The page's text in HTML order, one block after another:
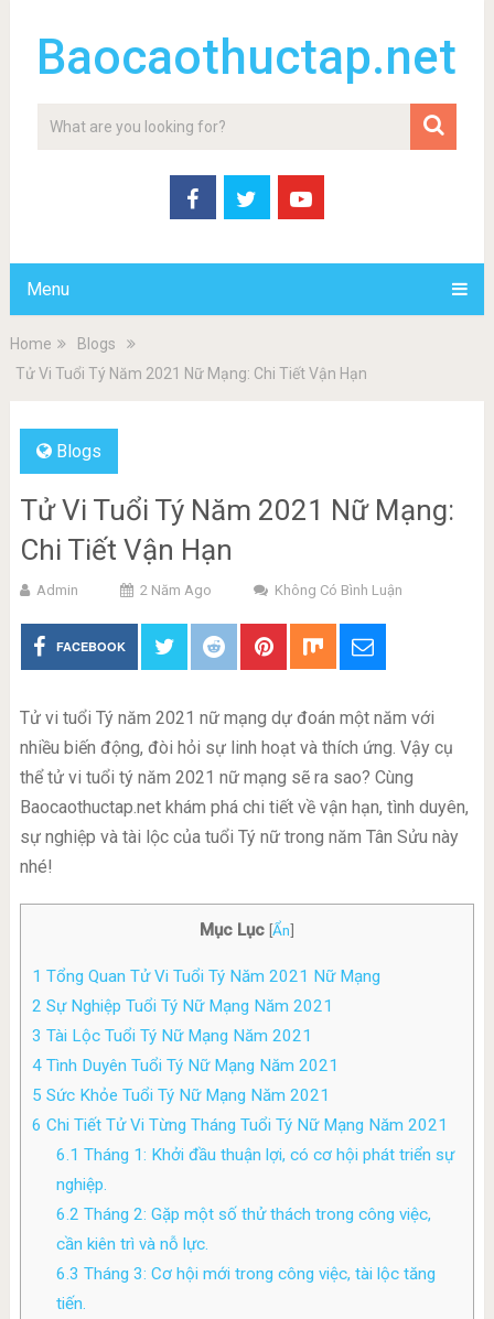
Baocaothuctap.net
Menu
Home
Blogs
Tử Vi Tuổi Tý Năm 2021 Nữ Mạng: Chi Tiết Vận Hạn
Blogs
Tử Vi Tuổi Tý Năm 2021 Nữ Mạng:
Chi Tiết Vận Hạn
Admin 2 Năm Ago Không Có Bình Luận
FACEBOOK
Tử vi tuổi Tý năm 2021 nữ mạng dự đoán một năm với
nhiều biến động, đòi hỏi sự linh hoạt và thích ứng. Vậy cụ
thể tử vi tuổi tý năm 2021 nữ mạng sẽ ra sao? Cùng
Baocaothuctap.net khám phá chi tiết về vận hạn, tình duyên,
sự nghiệp và tài lộc của tuổi Tý nữ trong năm Tân Sửu này
nhé!
Mục Lục [Ẩn]
1 Tổng Quan Tử Vi Tuổi Tý Năm 2021 Nữ Mạng
2 Sự Nghiệp Tuổi Tý Nữ Mạng Năm 2021
3 Tài Lộc Tuổi Tý Nữ Mạng Năm 2021
4Tình Duyên Tuổi Tý Nữ Mạng Năm 2021
5 Sức Khỏe Tuổi Tý Nữ Mạng Năm 2021
6 Chi Tiết Tử Vi Từng Tháng Tuổi Tý Nữ Mạng Năm 2021
6.1 Tháng 1: Khởi đầu thuận lợi, có cơ hội phát triển sự
nghiệp.
6.2 Tháng 2: Gặp một số thử thách trong công việc,
cần kiên trì và nỗ lực.
6.3 Tháng 3: Cơ hội mới trong công việc, tài lộc tăng
tiến.